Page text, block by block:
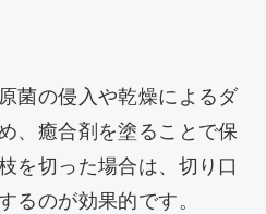
菌の侵入や乾燥によるダ
、癒合剤を塗ることで保
を切った場合は、切り口
るのが効果的です。